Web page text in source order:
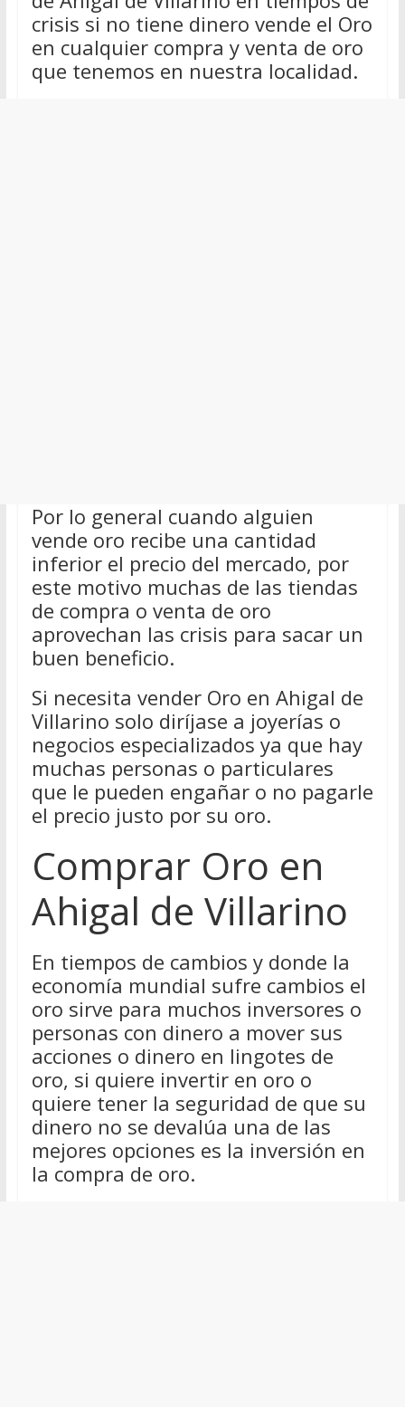
crisis si no tiene dinero vende el Oro
en cualquier compra y venta de oro
que tenemos en nuestra localidad.
Por lo general cuando alguien
vende oro recibe una cantidad
inferior el precio del mercado, por
este motivo muchas de las tiendas
de compra o venta de oro
aprovechan las crisis para sacar un
buen beneficio.
Si necesita vender Oro en Ahigal de
Villarino solo diríjase a joyerías o
negocios especializados ya que hay
muchas personas o particulares
que le pueden engañar o no pagarle
el precio justo por su oro.
Comprar Oro en
Ahigal de Villarino
En tiempos de cambios y donde la
economía mundial sufre cambios el
oro sirve para muchos inversores o
personas con dinero a mover sus
acciones o dinero en lingotes de
oro, si quiere invertir en oro o
quiere tener la seguridad de que su
dinero no se devalúa una de las
mejores opciones es la inversión en
la compra de oro.